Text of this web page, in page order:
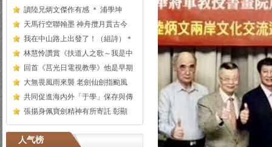
讀陸兄炳文傑作有感 ＊ 浦學坤
天馬行空聯翰墨 神舟攬月貫古今
我在中山路上出發了！（組詩）＊
林慧怜讚賞《扶道人之歌～我是中
回首《莒光日電視教學》他是早期
大無畏風雨來襲 老劍仙劍指颱風
共同促進海內外「于學」保存與傳
張揚身佩寶劍精神有所寄託 彰顯
人气榜